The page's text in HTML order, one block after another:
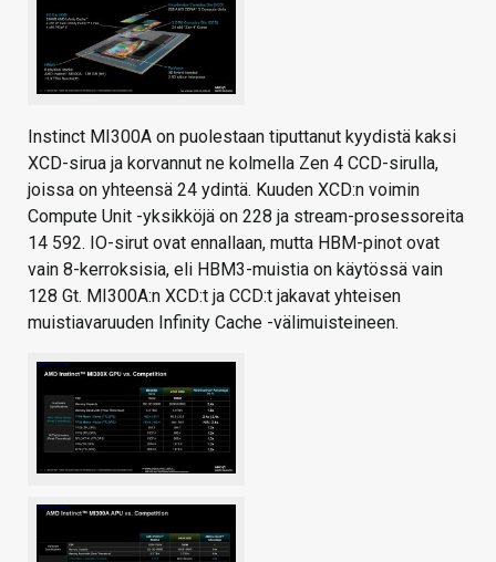
Instinct MI300A on puolestaan tiputtanut kyydistä kaksi
XCD-sirua ja korvannut ne kolmella Zen 4 CCD-sirulla,
joissa on yhteensä 24 ydintä. Kuuden XCD:n voimin
Compute Unit -yksikköjä on 228 ja stream-prosessoreita
14 592. IO-sirut ovat ennallaan, mutta HBM-pinot ovat
vain 8-kerroksisia, eli HBM3-muistia on käytössä vain
128 Gt. MI300A:n XCD:t ja CCD:t jakavat yhteisen
muistiavaruuden Infinity Cache -välimuisteineen.